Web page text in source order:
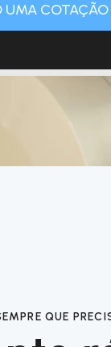
UMA COTAÇÃO
QUE